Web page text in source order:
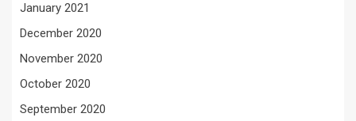
January 2021
December 2020
November 2020
October 2020
September 2020